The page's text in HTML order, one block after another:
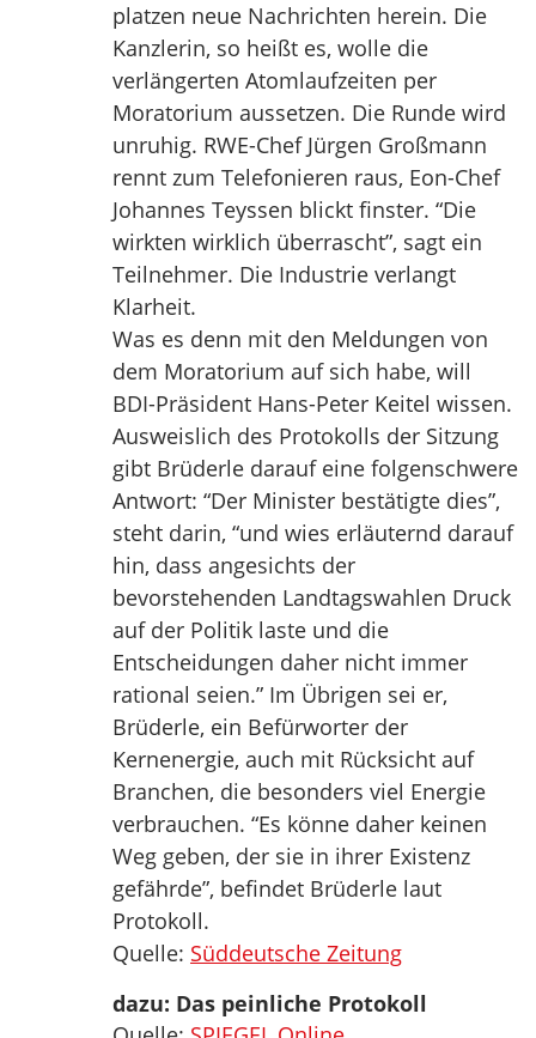
platzen neue Nachrichten herein. Die
Kanzlerin, so heißt es, wolle die
verlängerten Atomlaufzeiten per
Moratorium aussetzen. Die Runde wird
unruhig. RWE-Chef Jürgen Großmann
rennt zum Telefonieren raus, Eon-Chef
Johannes Teyssen blickt finster. “Die
wirkten wirklich überrascht”, sagt ein
Teilnehmer. Die Industrie verlangt
Klarheit.
Was es denn mit den Meldungen von
dem Moratorium auf sich habe, will
BDI-Präsident Hans-Peter Keitel wissen.
Ausweislich des Protokolls der Sitzung
gibt Brüderle darauf eine folgenschwere
Antwort: “Der Minister bestätigte dies”,
steht darin, “und wies erläuternd darauf
hin, dass angesichts der
bevorstehenden Landtagswahlen Druck
auf der Politik laste und die
Entscheidungen daher nicht immer
rational seien.” Im Übrigen sei er,
Brüderle, ein Befürworter der
Kernenergie, auch mit Rücksicht auf
Branchen, die besonders viel Energie
verbrauchen. “Es könne daher keinen
Weg geben, der sie in ihrer Existenz
gefährde”, befindet Brüderle laut
Protokoll.
Quelle: Süddeutsche Zeitung
dazu: Das peinliche Protokoll